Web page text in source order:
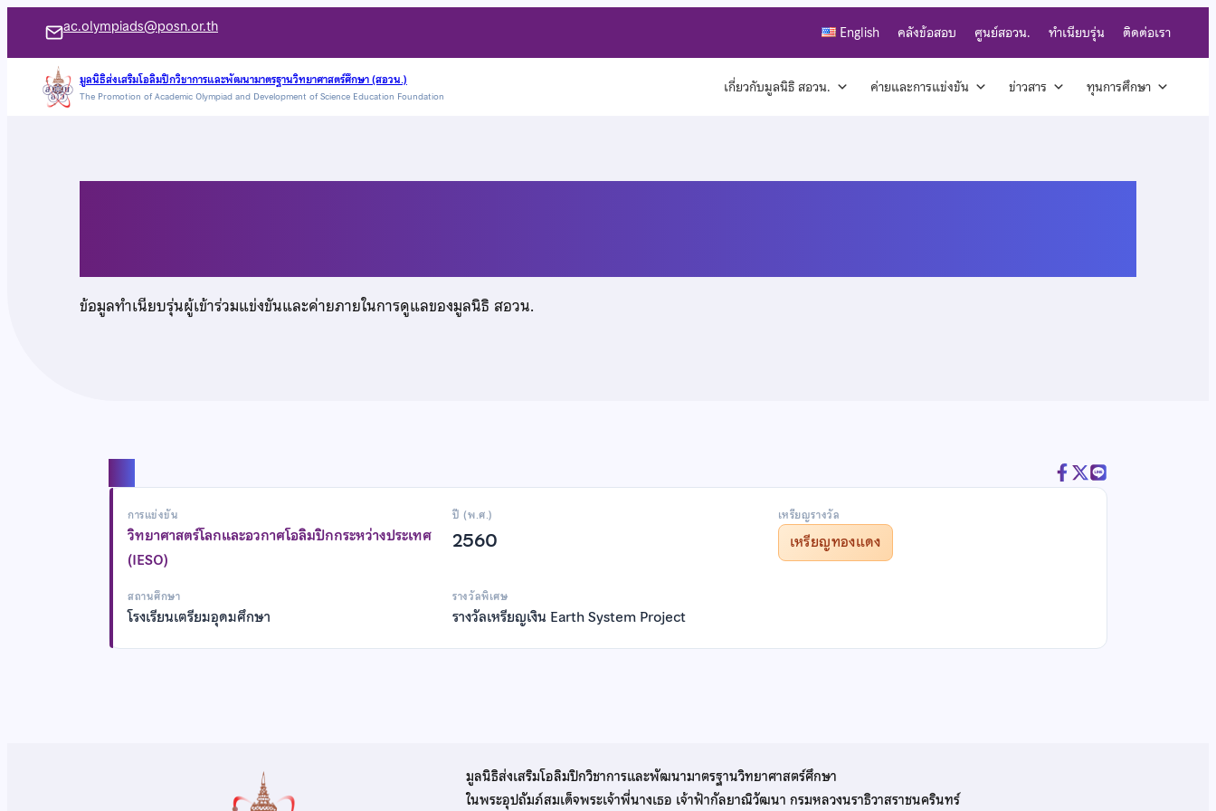
เนื้อหา
ac.olympiads@posn.or.th English คลังข้อสอบ ศูนย์สอวน. ทำเนียบรุ่น ติดต่อเรา
มูลนิธิส่งเสริมโอลิมปิกวิชาการและพัฒนามาตรฐานวิทยาศาสตร์ศึกษา (สอวน.)
The Promotion of Academic Olympiad and Development of Science Education Foundation เกี่ยวกับมูลนิธิ สอวน. ค่ายและการแข่งขัน ข่าวสาร ทุนการศึกษา
ข้อมูลทำเนียบรุ่นผู้เข้าร่วมแข่งขันและค่ายภายในการดูแลของมูลนิธิ สอวน.
การแข่งขัน
วิทยาศาสตร์โลกและอวกาศโอลิมปิกกระหว่างประเทศ
(IESO)
ปี (พ.ศ.)
2560
เหรียญรางวัล
เหรียญทองแดง
สถานศึกษา
โรงเรียนเตรียมอุดมศึกษา
รางวัลพิเศษ
รางวัลเหรียญเงิน Earth System Project
มูลนิธิส่งเสริมโอลิมปิกวิชาการและพัฒนามาตรฐานวิทยาศาสตร์ศึกษา
ในพระอุปถัมภ์สมเด็จพระเจ้าพี่นางเธอ เจ้าฟ้ากัลยาณิวัฒนา กรมหลวงนราธิวาสราชนครินทร์